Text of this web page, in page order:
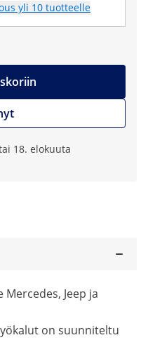
yli 10 tuotteelle
18. elokuuta
Jeep ja
on suunniteltu